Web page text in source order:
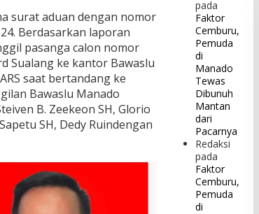
surat aduan dengan nomor
Berdasarkan laporan
pasanga calon nomor
Sualang ke kantor Bawaslu
saat bertandang ke
Bawaslu Manado
B. Zeekeon SH, Glorio
SH, Dedy Ruindengan
pada
Faktor
Cemburu,
Pemuda
di
Manado
Tewas
Dibunuh
Mantan
dari
Pacarnya
Redaksi
pada
Faktor
Cemburu,
Pemuda
di